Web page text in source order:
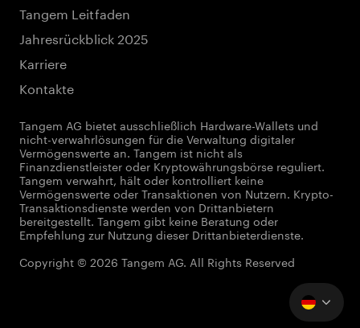
Tangem Leitfaden
Jahresrückblick 2025
Karriere
Kontakte
Tangem AG bietet ausschließlich Hardware-Wallets und
nicht-verwahrlösungen für die Verwaltung digitaler
Vermögenswerte an. Tangem ist nicht als
Finanzdienstleister oder Kryptowährungsbörse reguliert.
Tangem verwahrt, hält oder kontrolliert keine
Vermögenswerte oder Transaktionen von Nutzern. Krypto-
Transaktionsdienste werden von Drittanbietern
bereitgestellt. Tangem gibt keine Beratung oder
Empfehlung zur Nutzung dieser Drittanbieterdienste.